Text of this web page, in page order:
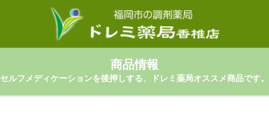
商品情報
セルフメディケーションを後押しする、ドレミ薬局オススメ商品です。